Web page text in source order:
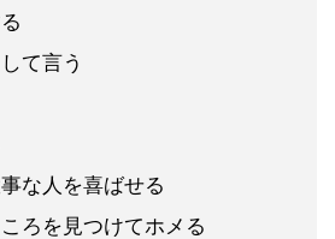
て言う
な人を喜ばせる
ろを見つけてホメる